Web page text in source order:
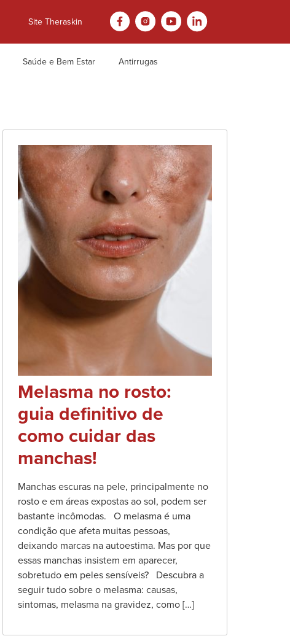
Site Theraskin
Saúde e Bem Estar Antirrugas
Melasma no rosto:
guia definitivo de
como cuidar das
manchas!
Manchas escuras na pele, principalmente no
rosto e em áreas expostas ao sol, podem ser
bastante incômodas. O melasma é uma
condição que afeta muitas pessoas,
deixando marcas na autoestima. Mas por que
essas manchas insistem em aparecer,
sobretudo em peles sensíveis? Descubra a
seguir tudo sobre o melasma: causas,
sintomas, melasma na gravidez, como […]